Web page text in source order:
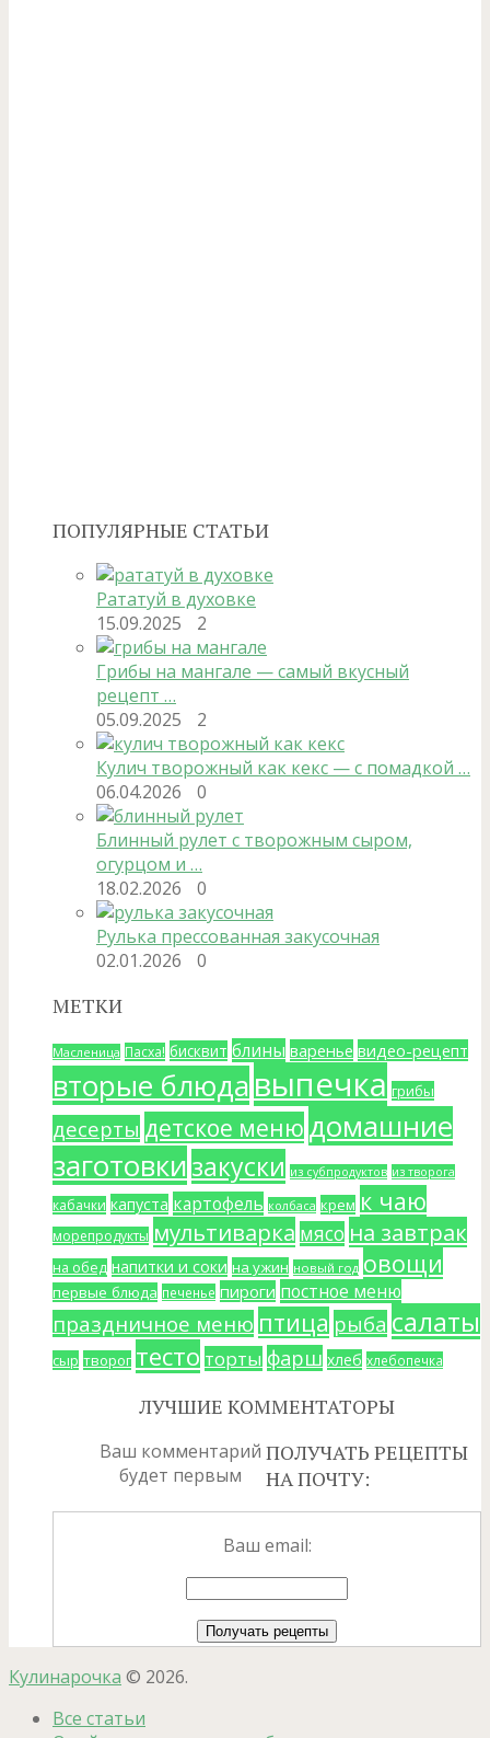
ПОПУЛЯРНЫЕ СТАТЬИ
Рататуй в духовке
15.09.2025
2
Грибы на мангале — самый вкусный
рецепт …
05.09.2025
2
Кулич творожный как кекс — с помадкой …
06.04.2026
0
Блинный рулет с творожным сыром,
огурцом и …
18.02.2026
0
Рулька прессованная закусочная
02.01.2026
0
МЕТКИ
Масленица Пасха! бисквит блины варенье видео-рецепт
вторые блюдавыпечка грибы
десерты детское меню домашние
заготовкизакуски из субпродуктов из творога
кабачки капуста картофель колбаса крем к чаю
морепродукты мультиварка мясо на завтрак
на обед напитки и соки на ужин новый год овощи
первые блюда печенье пироги постное меню
праздничное меню птица рыба салаты
сыр творог тесто торты фарш хлеб хлебопечка
ЛУЧШИЕ КОММЕНТАТОРЫ
Ваш комментарий
будет первым
ПОЛУЧАТЬ РЕЦЕПТЫ
НА ПОЧТУ:
Ваш email:
Кулинарочка © 2026.
Все статьи